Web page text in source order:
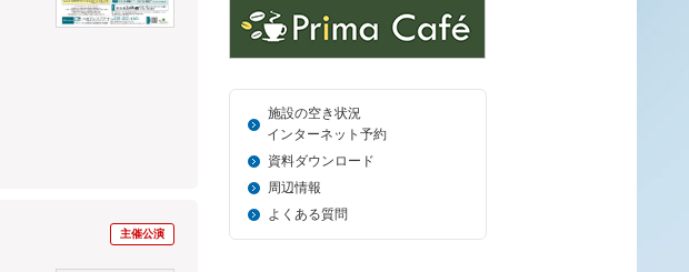
主催公演
施設の空き状況
＿_ インターネット予約
資料ダウンロード
周辺情報
よくある質問